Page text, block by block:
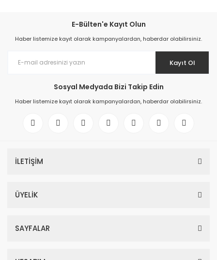
E-Bülten'e Kayıt Olun
Haber listemize kayıt olarak kampanyalardan, haberdar olabilirsiniz.
Kayıt Ol
Sosyal Medyada Bizi Takip Edin
Haber listemize kayıt olarak kampanyalardan, haberdar olabilirsiniz.
İLETİŞİM
ÜYELİK
SAYFALAR